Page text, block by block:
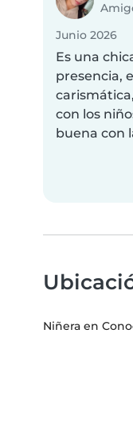
Junio 2026
Es una
presencia,
con los
buena con
Niñera en